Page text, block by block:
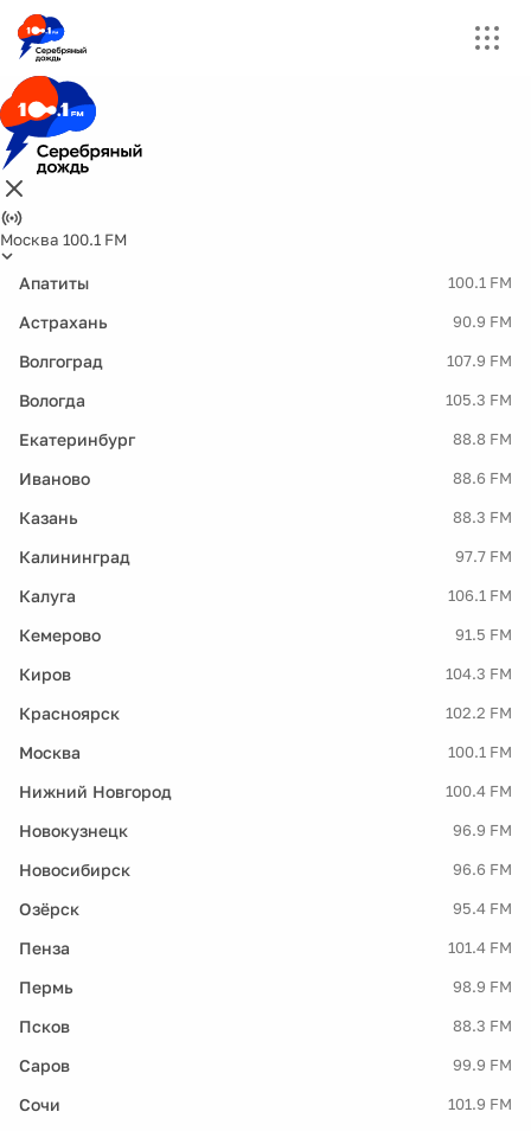
Москва 100.1 FM
Апатиты 100.1 FM
Астрахань 90.9 FM
Волгоград 107.9 FM
Вологда 105.3 FM
Екатеринбург 88.8 FM
Иваново 88.6 FM
Казань 88.3 FM
Калининград 97.7 FM
Калуга 106.1 FM
Кемерово 91.5 FM
Киров 104.3 FM
Красноярск 102.2 FM
Москва 100.1 FM
Нижний Новгород 100.4 FM
Новокузнецк 96.9 FM
Новосибирск 96.6 FM
Озёрск 95.4 FM
Пенза 101.4 FM
Пермь 98.9 FM
Псков 88.3 FM
Саров 99.9 FM
Сочи 101.9 FM